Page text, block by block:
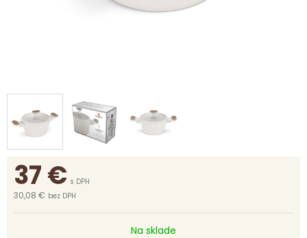
37€ s DPH
30,08 € bez DPH
Na sklade